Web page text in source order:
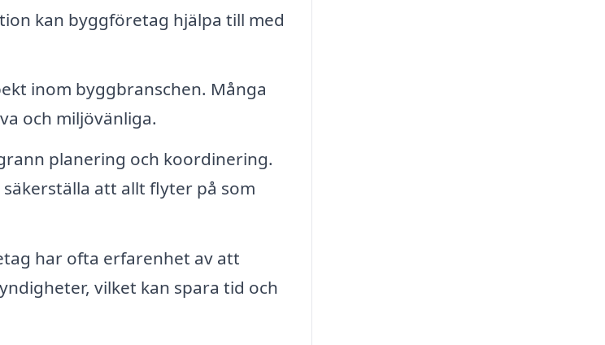
kan byggföretag hjälpa till med
inom byggbranschen. Många
och miljövänliga.
planering och koordinering.
att allt flyter på som
har ofta erfarenhet av att
vilket kan spara tid och